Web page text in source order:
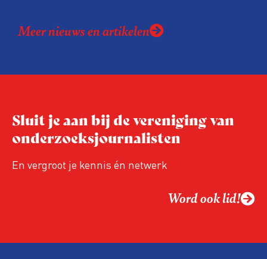
expertise te delen en elkaar te ontmoeten.
was voor het eerst op de conferentie!
Meer nieuws en artikelen
Sluit je aan bij de vereniging van
onderzoeksjournalisten
En vergroot je kennis én netwerk
Word ook lid!